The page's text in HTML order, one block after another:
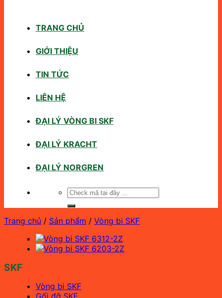
TRANG CHỦ
GIỚI THIỆU
TIN TỨC
LIÊN HỆ
ĐẠI LÝ VÒNG BI SKF
ĐẠI LÝ KRACHT
ĐẠI LÝ NORGREN
Tìm
Trang chủ / Sản phẩm / Vòng bi SKF
SKF
Vòng bi SKF